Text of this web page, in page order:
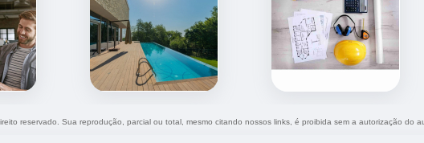
reservado. Sua reprodução, parcial ou total, mesmo citando nossos links, é proibida sem a autorização do